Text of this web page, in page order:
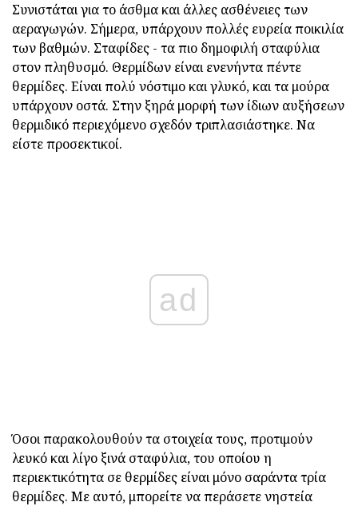
Συνιστάται για το άσθμα και άλλες ασθένειες των
αεραγωγών. Σήμερα, υπάρχουν πολλές ευρεία ποικιλία
των βαθμών. Σταφίδες - τα πιο δημοφιλή σταφύλια
στον πληθυσμό. Θερμίδων είναι ενενήντα πέντε
θερμίδες. Είναι πολύ νόστιμο και γλυκό, και τα μούρα
υπάρχουν οστά. Στην ξηρά μορφή των ίδιων αυξήσεων
θερμιδικό περιεχόμενο σχεδόν τριπλασιάστηκε. Να
είστε προσεκτικοί.
ad
Όσοι παρακολουθούν τα στοιχεία τους, προτιμούν
λευκό και λίγο ξινά σταφύλια, του οποίου η
περιεκτικότητα σε θερμίδες είναι μόνο σαράντα τρία
θερμίδες. Με αυτό, μπορείτε να περάσετε νηστεία